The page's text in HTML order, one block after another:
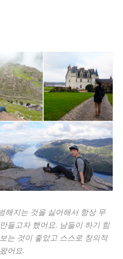
해지는 것을 싫어해서 항상 무
들고자 했어요. 남들이 하기 힘
는 것이 좋았고 스스로 창의적
어요.